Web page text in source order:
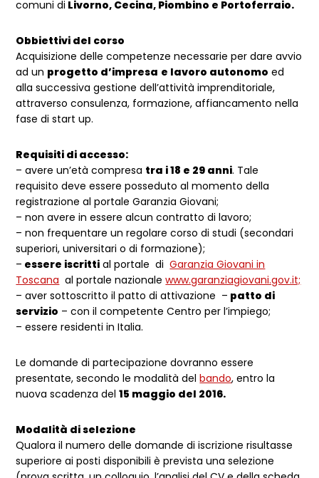
comuni di Livorno, Cecina, Piombino e Portoferraio.
Obbiettivi del corso
Acquisizione delle competenze necessarie per dare avvio
ad un progetto d’impresa e lavoro autonomo ed
alla successiva gestione dell’attività imprenditoriale,
attraverso consulenza, formazione, affiancamento nella
fase di start up.
Requisiti di accesso:
– avere un’età compresa tra i 18 e 29 anni. Tale
requisito deve essere posseduto al momento della
registrazione al portale Garanzia Giovani;
– non avere in essere alcun contratto di lavoro;
– non frequentare un regolare corso di studi (secondari
superiori, universitari o di formazione);
– essere iscritti al portale diGaranzia Giovani in
Toscana al portale nazionalewww.garanziagiovani.gov.it;
– aver sottoscritto il patto di attivazione – patto di
servizio – con il competente Centro per l’impiego;
– essere residenti in Italia.
Le domande di partecipazione dovranno essere
presentate, secondo le modalità delbando, entro la
nuova scadenza del15 maggio del 2016.
Modalità di selezione
Qualora il numero delle domande di iscrizione risultasse
superiore ai posti disponibili è prevista una selezione